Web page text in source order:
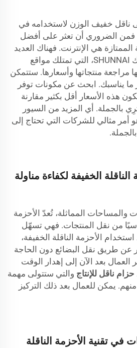
ناقل خفيف الوزن لاستخدامه في
الضروري أن تعثر على أفضل
هي الإنترنت. فهناك العديد
من الشركات، بما في ذلك SHUNNAI، التي تمتلك مواقع
مراجعة منتجاتها وأسعارها. ستتمكن
ما يناسبك. ابحث عن مكونات توفر
هذه الأسعار أقل بكثير مقارنة
بالجملة. أي المزيد من السيور
أمر مثالي للشركات التي تحتاج إلى
الخفيفة لكفاءة مناولة
والمساحات المماثلة، تُعدّ الأحزمة
من نقل المنتجات. فهي تسهّل
الأحزمة الناقلة الخفيفة،
عن طريق نقل البضائع دون الحاجة
العمال بعد الآن إلى إهدار الوقت
حزام ناقل للإنتاج والتي ستتولى مهمة
منهم. يمكن للعمال بعد ذلك التركيز
في تقنية الأحزمة الناقلة